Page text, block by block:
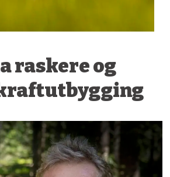
raskere og